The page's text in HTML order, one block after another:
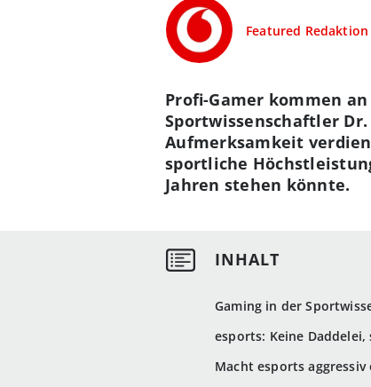
Featured Redaktion
Gaming in der
esports: Keine
Macht esports aggressiv
Profi-Gamer kommen
Sportwissenschaftler
Aufmerksamkeit
sportliche
Jahren stehen könnte.